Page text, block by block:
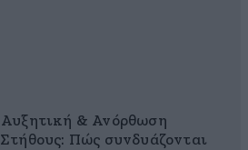
Αυξητική & Ανόρθωση
Στήθους: Πώς συνδυάζονται